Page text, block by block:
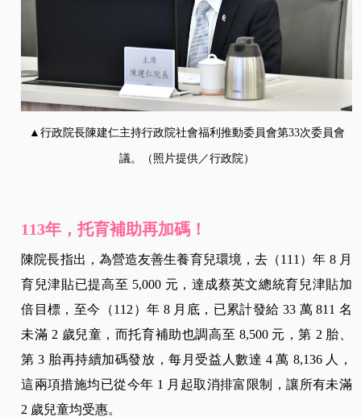
▲行政院長陳建仁主持行政院社會福利推動委員會第33次委員會
議。（照片提供／行政院）
113年，托育補助再加碼！
陳院長指出，為營造友善生養育兒環境，去（111）年 8 月
育兒津貼已提高至 5,000 元，達成蔡英文總統育兒津貼加
倍目標，至今（112）年 8 月底，已累計發給 33 萬 811 名
未滿 2 歲兒童，而托育補助也調高至 8,500 元，第 2 胎、
第 3 胎再持續加碼發放，每月受益人數達 4 萬 8,136 人，
這兩項措施均已從今年 1 月起取消排富限制，讓所有未滿
2 歲兒童均受惠。